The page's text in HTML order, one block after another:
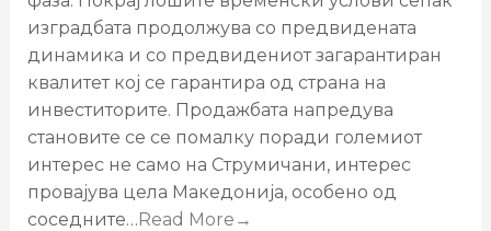
изградбата продолжува со предвидената
динамика и со предвидениот загарантиран
квалитет кој се гарантира од страна на
инвеститорите. Продажбата напредува
становите се се помалку поради големиот
интерес не само на Струмичани, интерес
провајува цела Македонија, особено од
соседните…Read More→